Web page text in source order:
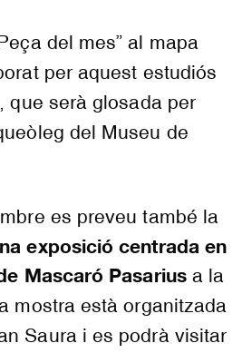
del mes” al mapa
per aquest estudiós
que serà glosada per
del Museu de
es preveu també la
exposició centrada en
Mascaró Pasariusa la
mostra està organitzada
Saura i es podrà visitar